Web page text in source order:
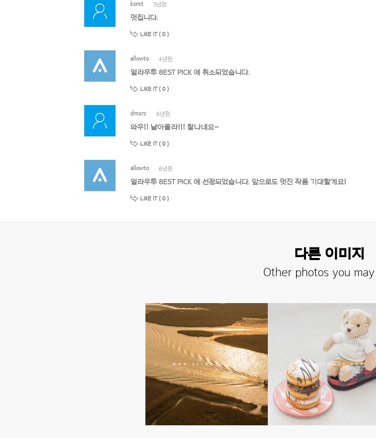
korst 3년전
멋집니다.
LIKE IT ( 0 )
allowto 4년전
얼라우투 8EST PICK 에 취소되었습니다.
LIKE IT ( 0 )
dmsrz 6년전
와우!! 날아올라!!! 찰나네요~
LIKE IT ( 0 )
allowto 6년전
얼라우투 8EST PICK 에 선정되었습니다. 앞으로도 멋진 작품 기대할게요!
LIKE IT ( 0 )
다른 이미지
Other photos you